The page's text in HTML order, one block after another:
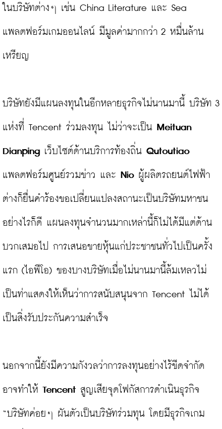
ในบริษัทต่างๆ เช่น China Literature และ Sea
แพลตฟอร์มเกมออนไลน์ มีมูลค่ามากกว่า 2 หมื่นล้าน
เหรียญ
บริษัทยังมีแผนลงทุนในอีกหลายธุรกิจไม่นานมานี้ บริษัท 3
แห่งที่ Tencent ร่วมลงทุน ไม่ว่าจะเป็น Meituan
Dianping เว็บไซต์ด้านบริการท้องถิ่น Qutoutiao
แพลตฟอร์มศูนย์รวมข่าว และ Nio ผู้ผลิตรถยนต์ไฟฟ้า
ต่างก็ยื่นคำร้องขอเปลี่ยนแปลงสถานะเป็นบริษัทมหาชน
อย่างไรก็ดี แผนลงทุนจำนวนมากเหล่านี้ก็ไม่ได้มีแต่ด้าน
บวกเสมอไป การเสนอขายหุ้นแก่ประชาชนทั่วไปเป็นครั้ง
แรก (ไอพีโอ) ของบางบริษัทเมื่อไม่นานมานี้ล้มเหลวไม่
เป็นท่าแสดงให้เห็นว่าการสนับสนุนจาก Tencent ไม่ได้
เป็นสิ่งรับประกันความสำเร็จ
นอกจากนี้ยังมีความกังวลว่าการลงทุนอย่างไร้ขีดจำกัด
อาจทำให้ Tencent สูญเสียจุดโฟกัสการดำเนินธุรกิจ
“บริษัทค่อยๆ ผันตัวเป็นบริษัทร่วมทุน โดยมีธุรกิจเกม